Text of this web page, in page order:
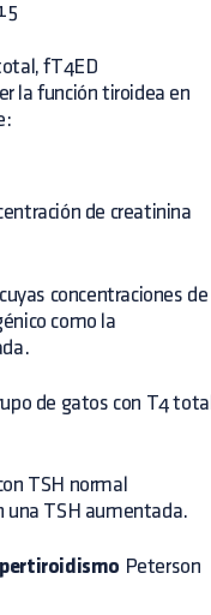
fT4ED
la función tiroidea en
de creatinina
concentraciones de
como la
de gatos con T4 total
TSH normal
una TSH aumentada.
Peterson